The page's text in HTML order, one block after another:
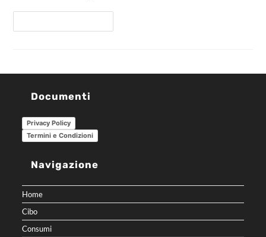
Documenti
Privacy Policy
Termini e Condizioni
Navigazione
Home
Cibo
Consumi